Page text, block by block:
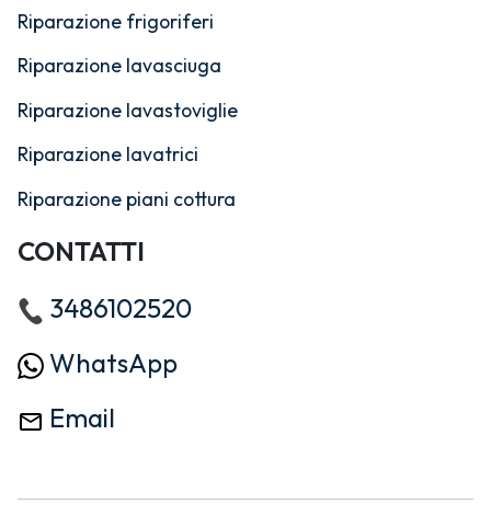
Riparazione frigoriferi
Riparazione lavasciuga
Riparazione lavastoviglie
Riparazione lavatrici
Riparazione piani cottura
CONTATTI
3486102520
WhatsApp
Email